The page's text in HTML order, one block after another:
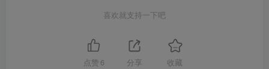
喜欢就支持一下吧
点赞 6 分享 收藏